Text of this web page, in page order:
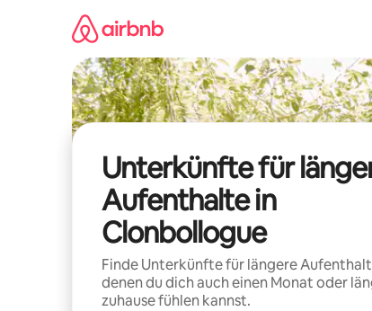
Unterkünfte für
Aufenthalte in
Clonbollogue
Finde Unterkünfte für längere
denen du dich auch einen Monat oder
zuhause fühlen kannst.